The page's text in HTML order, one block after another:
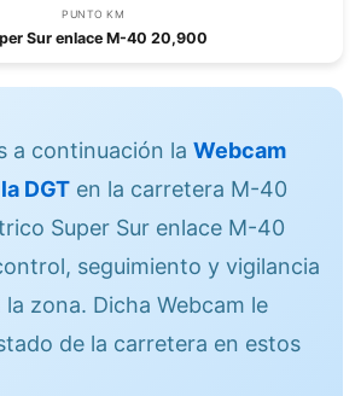
PUNTO KM
Sur enlace M-40 20,900
a continuación la Webcam
DGT en la carretera M-40
Super Sur enlace M-40
seguimiento y vigilancia
zona. Dicha Webcam le
de la carretera en estos